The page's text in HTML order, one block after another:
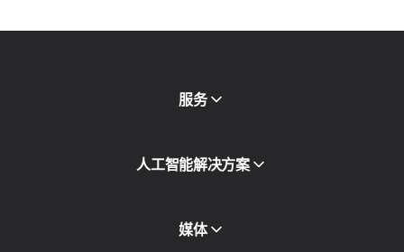
服务
移动代理
住宅代理
代理目录
人工智能解决方案
媒体